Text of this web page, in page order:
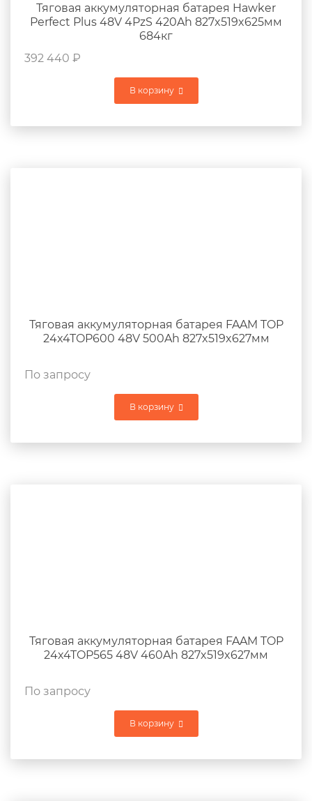
Тяговая аккумуляторная батарея Hawker
Perfect Plus 48V 4PzS 420Ah 827x519x625мм
684кг
392 440 ₽
В корзину
Тяговая аккумуляторная батарея FAAM TOP
24x4TOP600 48V 500Ah 827x519x627мм
По запросу
В корзину
Тяговая аккумуляторная батарея FAAM TOP
24x4TOP565 48V 460Ah 827x519x627мм
По запросу
В корзину